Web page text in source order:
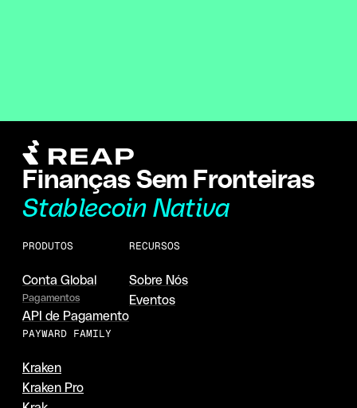
Finanças Sem Fronteiras
Stablecoin Nativa
PRODUTOS
Conta Global
Pagamentos
API de Pagamento
RECURSOS
Sobre Nós
Eventos
PAYWARD FAMILY
Kraken
Kraken Pro